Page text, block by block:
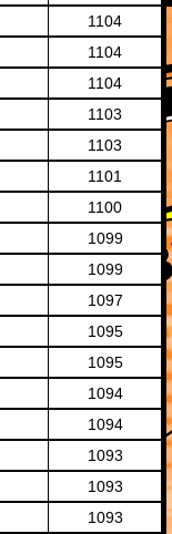
1104
1104
1104
1103
1103
1101
1100
1099
1099
1097
1095
1095
1094
1094
1093
1093
1093